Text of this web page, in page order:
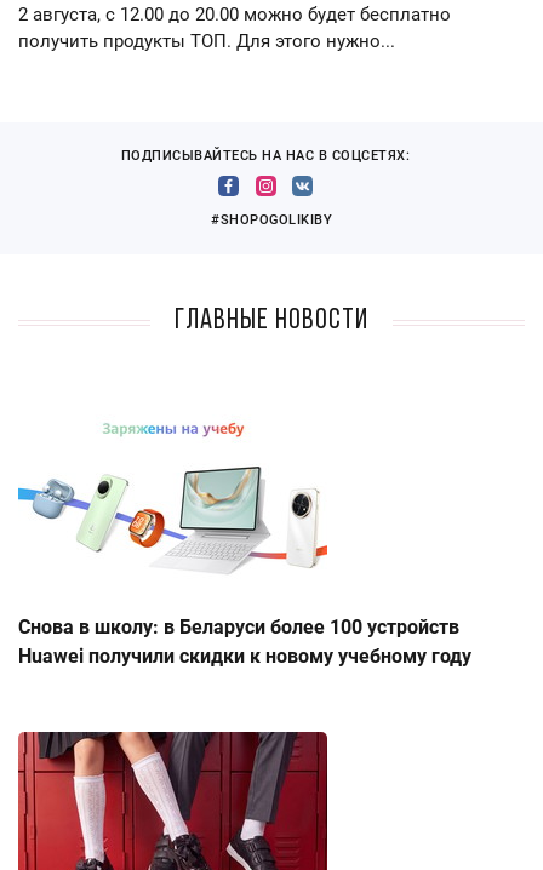
2 августа, с 12.00 до 20.00 можно будет бесплатно
получить продукты ТОП. Для этого нужно...
ПОДПИСЫВАЙТЕСЬ НА НАС В СОЦСЕТЯХ:
#SHOPOGOLIKIBY
Главные новости
Снова в школу: в Беларуси более 100 устройств
Huawei получили скидки к новому учебному году